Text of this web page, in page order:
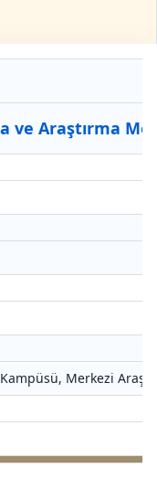
ve Araştırma
Merkezi